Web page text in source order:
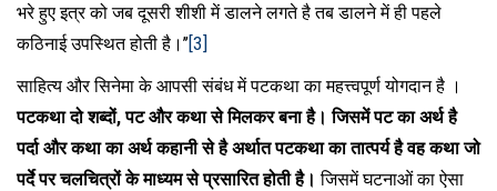
भरे हुए इत्र को जब दूसरी शीशी में डालने लगते है तब डालने में ही पहले
कठिनाई उपस्थित होती है।’’[3]
साहित्य और सिनेमा के आपसी संबंध में पटकथा का महत्त्वपूर्ण योगदान है ।
पटकथा दो शब्दों, पट और कथा से मिलकर बना है। जिसमें पट का अर्थ है
पर्दा और कथा का अर्थ कहानी से है अर्थात पटकथा का तात्पर्य है वह कथा जो
पर्दे पर चलचित्रों के माध्यम से प्रसारित होती है। जिसमें घटनाओं का ऐसा